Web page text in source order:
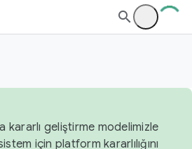
kararlı geliştirme modelimizle
için platform kararlılığını